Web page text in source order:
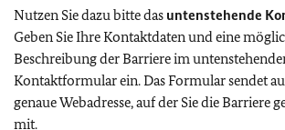
Nutzen Sie dazu bitte das untenstehende
Geben Sie Ihre Kontaktdaten und eine
Beschreibung der Barriere im
Kontaktformular ein. Das Formular sendet
genaue Webadresse, auf der Sie die Barriere
mit.